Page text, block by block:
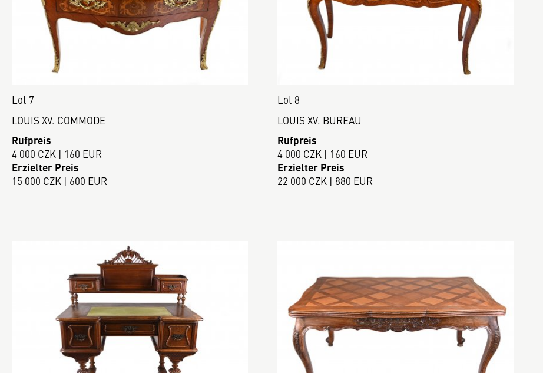
Lot 7
LOUIS XV. COMMODE
Rufpreis
4 000 CZK | 160 EUR
Erzielter Preis
15 000 CZK | 600 EUR
Lot 8
LOUIS XV. BUREAU
Rufpreis
4 000 CZK | 160 EUR
Erzielter Preis
22 000 CZK | 880 EUR